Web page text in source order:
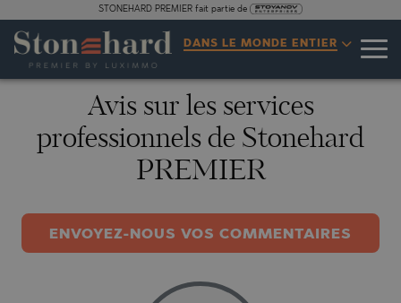
STONEHARD PREMIER fait partie de
DANS LE MONDE ENTIER
Avis sur les services
professionnels de Stonehard
PREMIER
ENVOYEZ-NOUS VOS COMMENTAIRES